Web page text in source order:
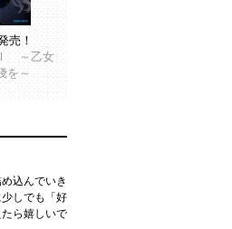
売！
Ⅰ ～乙女
を～
込んでいき
しでも「好
ら嬉しいで